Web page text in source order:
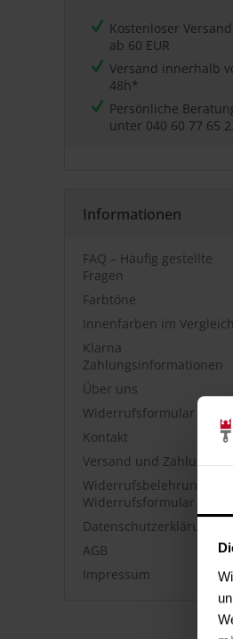
Kostenloser Versand
ab 60 EUR
Versand innerhalb
48h*
Persönliche
unter 040 60 77 65
Informationen
FAQ – Häufig gestellte
Fragen
Farbtöne
Innenfarben im Vergleich
Klarna
Zahlungsinformationen
Über uns
Widerrufsformular
Kontakt
Versand und Zahlung
Widerrufsbelehrung &
Widerrufsformular
Datenschutzerklärung
AGB
Impressum